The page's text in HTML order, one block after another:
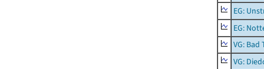
EG:
EG:
VG: Bad
VG: